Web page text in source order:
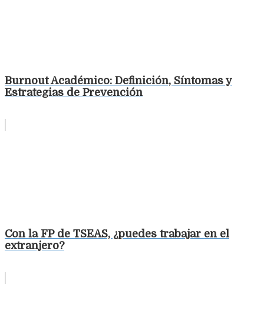
Burnout Académico: Definición, Síntomas y
Estrategias de Prevención
Con la FP de TSEAS, ¿puedes trabajar en el
extranjero?